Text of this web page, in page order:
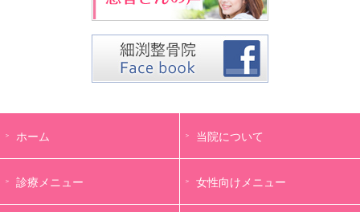
ホーム 当院について
診療メニュー 女性向けメニュー